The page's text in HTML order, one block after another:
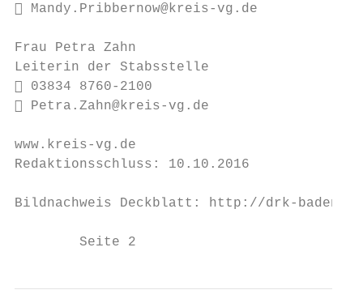
 Mandy.Pribbernow@kreis-vg.de
Frau Petra Zahn
Leiterin der Stabsstelle
 03834 8760-2100
 Petra.Zahn@kreis-vg.de
www.kreis-vg.de
Redaktionsschluss: 10.10.2016
Bildnachweis Deckblatt: http://drk-
Seite 2